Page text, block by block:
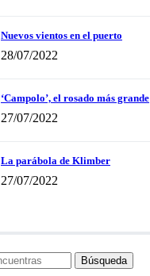
Nuevos vientos en el puerto
28/07/2022
‘Campolo’, el rosado más grande
27/07/2022
La parábola de Klimber
27/07/2022
Búsqueda